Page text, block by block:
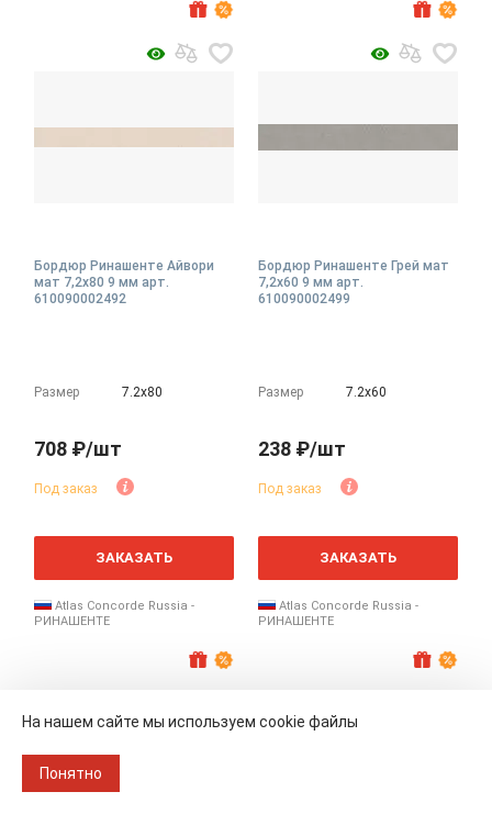
Бордюр Ринашенте Айвори
мат 7,2x80 9 мм арт.
610090002492
Размер 7.2х80
708 ₽/шт
Под заказ
ЗАКАЗАТЬ
Atlas Concorde Russia -
РИНАШЕНТЕ
Бордюр Ринашенте Грей мат
7,2x60 9 мм арт.
610090002499
Размер 7.2х60
238 ₽/шт
Под заказ
ЗАКАЗАТЬ
Atlas Concorde Russia -
РИНАШЕНТЕ
На нашем сайте мы используем cookie файлы
Понятно